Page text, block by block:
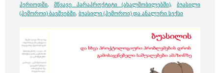
პერიოდში, მწვავე პარაპროქტიტი (ახალშობილებში), ბუასილი
(ჰემოროი) ბავშვებში, ბუასილი (ჰემოროი) და ანალური სექსი